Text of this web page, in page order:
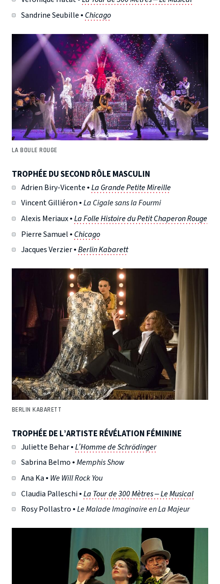
Sandrine Seubille • Chicago
LA BOULE ROUGE
TROPHÉE DU SECOND RÔLE MASCULIN
Adrien Biry-Vicente •La Grande Petite Mireille
Vincent Gilliéron •La Cigale sans la Fourmi
Alexis Meriaux •La Folle Histoire du Petit Chaperon Rouge
Pierre Samuel • Chicago
Jacques Verzier •Berlin Kabarett
BERLIN KABARETT
TROPHÉE DE L’ARTISTE RÉVÉLATION FÉMININE
Juliette Behar •L’Homme de Schrödinger
Sabrina Belmo •Memphis Show
Ana Ka • We Will Rock You
Claudia Palleschi •La Tour de 300 Mètres – Le Musical
Rosy Pollastro •Le Malade Imaginaire en La Majeur